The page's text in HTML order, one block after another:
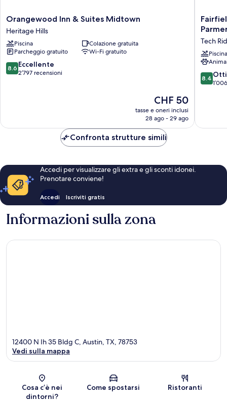
Orangewood
Inn
&
Suites
Midtown
Heritage
Hills
Orangewood Inn & Suites Midtown
Heritage Hills
Piscina
Colazione gratuita
Parcheggio gratuito
Wi-Fi gratuito
8.6
su
8.6 Eccellente
2’797 recensioni
Il
prezzo
attuale
CHF 50
CHF 50
tasse e oneri inclusi
28 ago - 29 ago
Fairfield
by
Inn
&
Suites
Austin
Tech
Piscina
8.4
su
8.4
Confronta strutture simili
Accedi per visualizzare gli extra e gli sconti idonei.
Prenotare conviene!
Accedi Iscriviti gratis
Informazioni sulla zona
Mappa
12400 N Ih 35 Bldg C, Austin, TX, 78753
Vedi sulla mappa
Cosa c’è nei
dintorni?
Come spostarsi Ristoranti